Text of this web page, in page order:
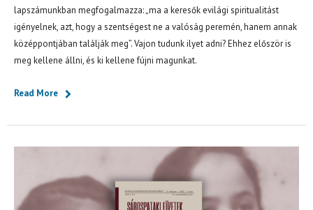
lapszámunkban megfogalmazza: „ma a keresők evilági spiritualitást
igényelnek, azt, hogy a szentségest ne a valóság peremén, hanem annak
középpontjában találják meg”. Vajon tudunk ilyet adni? Ehhez először is
meg kellene állni, és ki kellene fújni magunkat.
Read More